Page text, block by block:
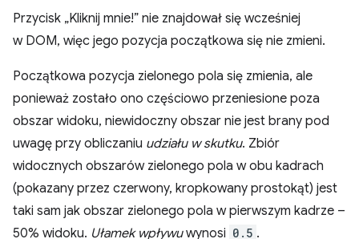
Przycisk „Kliknij mnie!” nie znajdował się wcześniej
w DOM, więc jego pozycja początkowa się nie zmieni.
Początkowa pozycja zielonego pola się zmienia, ale
ponieważ zostało ono częściowo przeniesione poza
obszar widoku, niewidoczny obszar nie jest brany pod
uwagę przy obliczaniu udziału w skutku. Zbiór
widocznych obszarów zielonego pola w obu kadrach
(pokazany przez czerwony, kropkowany prostokąt) jest
taki sam jak obszar zielonego pola w pierwszym kadrze –
50% widoku. Ułamek wpływuwynosi 0.5 .